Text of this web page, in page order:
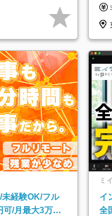
経験OK/フル
可/月最大3万の
ミ
イ
全